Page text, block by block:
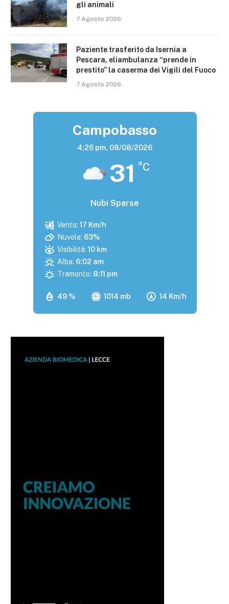
gli animali
7 Agosto 2026
Paziente trasferito da Isernia a
Pescara, eliambulanza “prende in
prestito” la caserma dei Vigili del Fuoco
7 Agosto 2026
Campobasso
4:26 pm, 08/08/2026
31 °C
Nubi Sparse
49 % 1014 mb 14 Km/h
Vento: 17 Km/h
Nuvole: 63%
Visibilità: 10 km
Alba: 6:02 am
Tramonto: 8:11 pm